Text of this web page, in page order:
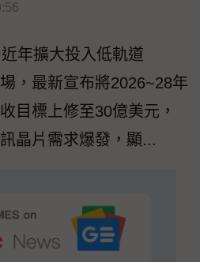
年擴大投入低軌道
，最新宣布將2026~28年
目標上修至30億美元，
晶片需求爆發，顯...